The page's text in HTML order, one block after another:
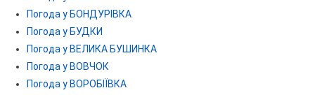
Погода у БОНДУРІВКА
Погода у БУДКИ
Погода у ВЕЛИКА БУШИНКА
Погода у ВОВЧОК
Погода у ВОРОБІЇВКА